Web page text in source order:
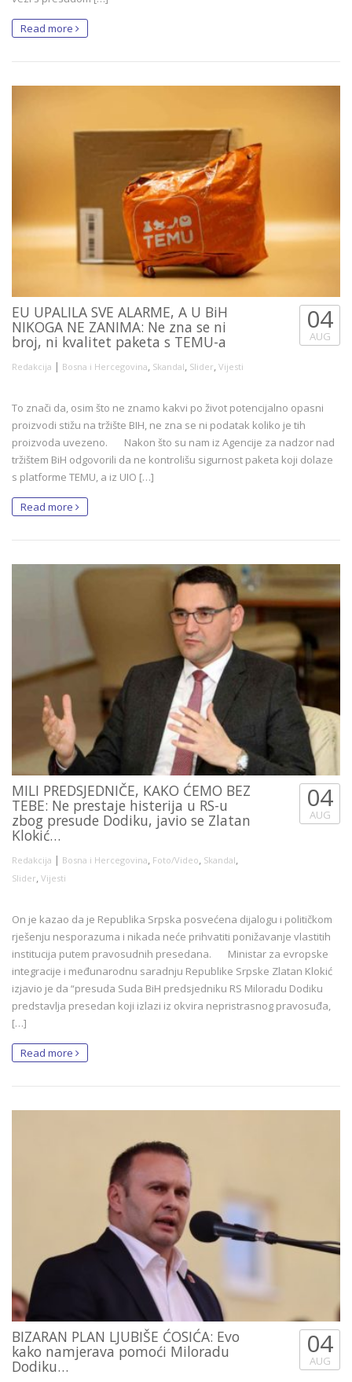
Read more
EU UPALILA SVE ALARME, A U BiH
NIKOGA NE ZANIMA: Ne zna se ni
broj, ni kvalitet paketa s TEMU-a
Redakcija | Bosna i Hercegovina, Skandal, Slider, Vijesti
04
AUG
To znači da, osim što ne znamo kakvi po život potencijalno opasni
proizvodi stižu na tržište BIH, ne zna se ni podatak koliko je tih
proizvoda uvezeno. Nakon što su nam iz Agencije za nadzor nad
tržištem BiH odgovorili da ne kontrolišu sigurnost paketa koji dolaze
s platforme TEMU, a iz UIO […]
Read more
MILI PREDSJEDNIČE, KAKO ĆEMO BEZ
TEBE: Ne prestaje histerija u RS-u
zbog presude Dodiku, javio se Zlatan
Klokić…
Redakcija | Bosna i Hercegovina, Foto/Video, Skandal,
Slider, Vijesti
04
AUG
On je kazao da je Republika Srpska posvećena dijalogu i političkom
rješenju nesporazuma i nikada neće prihvatiti ponižavanje vlastitih
institucija putem pravosudnih presedana. Ministar za evropske
integracije i međunarodnu saradnju Republike Srpske Zlatan Klokić
izjavio je da “presuda Suda BiH predsjedniku RS Miloradu Dodiku
predstavlja presedan koji izlazi iz okvira nepristrasnog pravosuđa,
[…]
Read more
BIZARAN PLAN LJUBIŠE ĆOSIĆA: Evo
kako namjerava pomoći Miloradu
Dodiku…
04
AUG